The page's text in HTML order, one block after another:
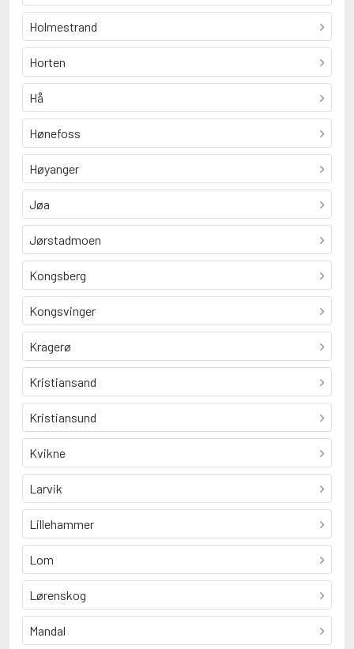
Holmestrand
Horten
Hå
Hønefoss
Høyanger
Jøa
Jørstadmoen
Kongsberg
Kongsvinger
Kragerø
Kristiansand
Kristiansund
Kvikne
Larvik
Lillehammer
Lom
Lørenskog
Mandal